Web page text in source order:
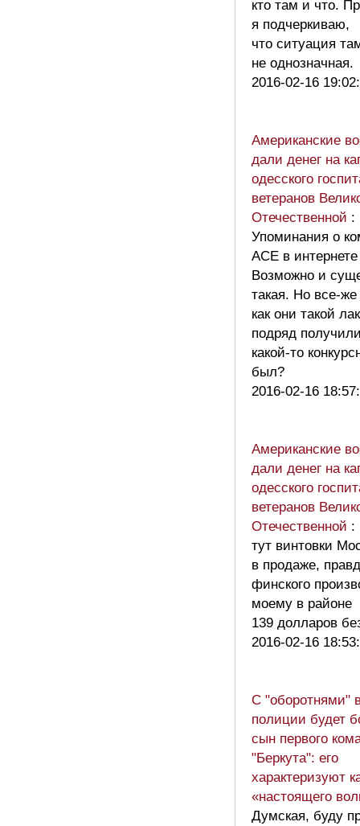
кто там и что.
я подчеркиваю,
что ситуация
не
2016-02-16
Американские
дали денег на
одесского
ветеранов
Отечественной :
Упоминания о
АСЕ в
Возможно и
такая. Но все-же
как они такой
подряд
какой-то
был?
2016-02-16
Американские
дали денег на
одесского
ветеранов
Отечественной :
тут винтовки
в продаже,
финского
моему в районе
139 долларов
2016-02-16
С "оборотнями"
полиции будет
сын первого
"Беркута": его
характеризуют
«настоящего
Думская, буду